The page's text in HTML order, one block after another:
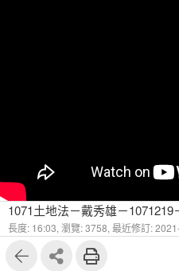
1071土地法－戴秀雄－1071219
長度: 16:03, 瀏覽: 3758, 最近修訂: